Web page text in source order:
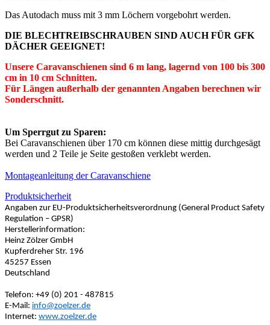
Das Autodach muss mit 3 mm Löchern vorgebohrt werden.
DIE BLECHTREIBSCHRAUBEN SIND AUCH FÜR GFK
DÄCHER GEEIGNET!
Unsere Caravanschienen sind 6 m lang, lagernd von 100 bis 300
cm in 10 cm Schnitten.
Für Längen außerhalb der genannten Angaben berechnen wir
Sonderschnitt.
Um Sperrgut zu Sparen:
Bei Caravanschienen über 170 cm können diese mittig durchgesägt
werden und 2 Teile je Seite gestoßen verklebt werden.
Montageanleitung der Caravanschiene
Produktsicherheit
Angaben zur EU-Produktsicherheitsverordnung (General Product Safety
Regulation – GPSR)
Herstellerinformation:
Heinz Zölzer GmbH
Kupferdreher Str. 196
45257 Essen
Deutschland
Telefon: +49 (0) 201 - 487815
E-Mail: info@zoelzer.de
Internet: www.zoelzer.de